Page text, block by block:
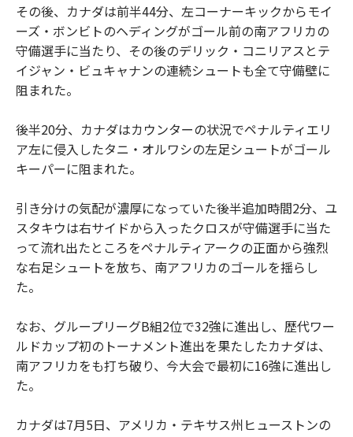
その後、カナダは前半44分、左コーナーキックからモイ
ーズ・ボンビトのヘディングがゴール前の南アフリカの
守備選手に当たり、その後のデリック・コニリアスとテ
イジャン・ビュキャナンの連続シュートも全て守備壁に
阻まれた。
後半20分、カナダはカウンターの状況でペナルティエリ
ア左に侵入したタニ・オルワシの左足シュートがゴール
キーパーに阻まれた。
引き分けの気配が濃厚になっていた後半追加時間2分、ユ
スタキウは右サイドから入ったクロスが守備選手に当た
って流れ出たところをペナルティアークの正面から強烈
な右足シュートを放ち、南アフリカのゴールを揺らし
た。
なお、グループリーグB組2位で32強に進出し、歴代ワー
ルドカップ初のトーナメント進出を果たしたカナダは、
南アフリカをも打ち破り、今大会で最初に16強に進出し
た。
カナダは7月5日、アメリカ・テキサス州ヒューストンの